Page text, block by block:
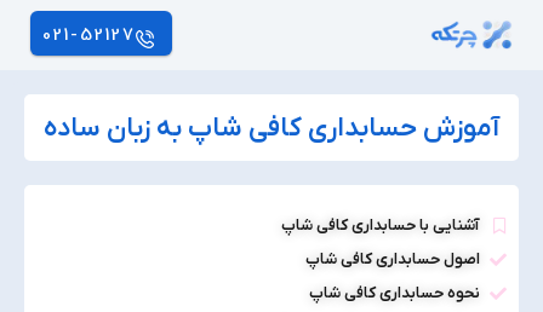
021-52127
آموزش حسابداری کافی شاپ به زبان ساده
آشنایی با حسابداری کافی‌ شاپ
اصول حسابداری کافی شاپ
نحوه حسابداری کافی شاپ